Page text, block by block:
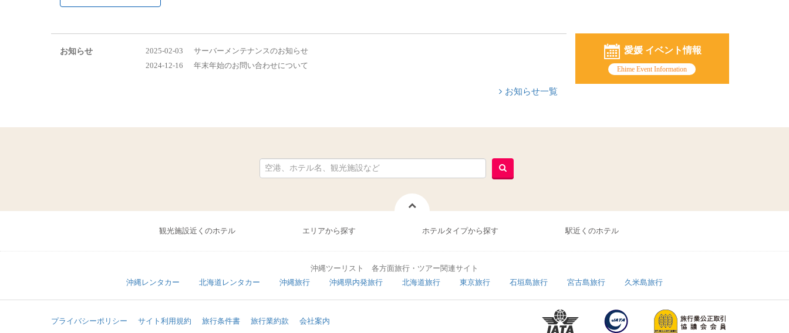
お知らせ 2025-02-03
サーバーメンテナンスのお知らせ
2024-12-16
年末年始のお問い合わせについて
お知らせ一覧
愛媛 イベント情報
Ehime Event Information
観光施設近くのホテル エリアから探す ホテルタイプから探す 駅近くのホテル
沖縄ツーリスト 各方面旅行・ツアー関連サイト
沖縄レンタカー
北海道レンタカー 沖縄旅行 沖縄県内発旅行 北海道旅行 東京旅行 石垣島旅行 宮古島旅行 久米島旅行
プライバシーポリシー サイト利用規約 旅行条件書 旅行業約款 会社案内